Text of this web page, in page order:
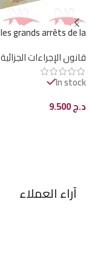
les grands arrêts de la
قانون الإجراءات الجزائية
In stock
د.ج
آراء العملاء